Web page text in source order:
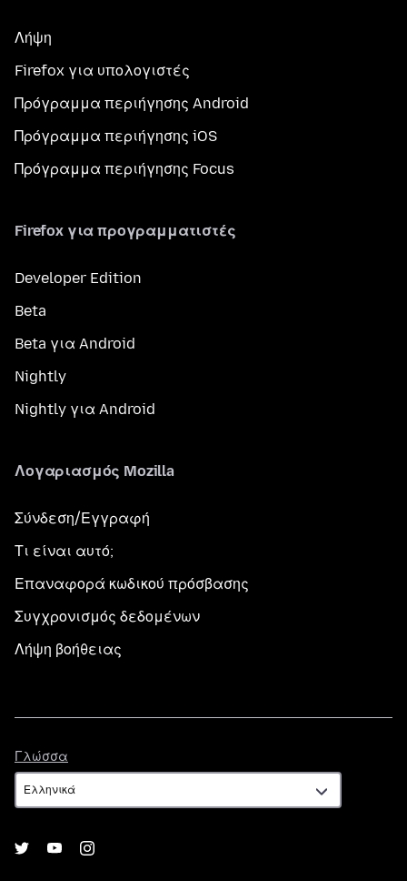
Λήψη
Firefox για υπολογιστές
Πρόγραμμα περιήγησης Android
Πρόγραμμα περιήγησης iOS
Πρόγραμμα περιήγησης Focus
Firefox για προγραμματιστές
Developer Edition
Beta
Beta για Android
Nightly
Nightly για Android
Λογαριασμός Mozilla
Σύνδεση/Εγγραφή
Τι είναι αυτό;
Επαναφορά κωδικού πρόσβασης
Συγχρονισμός δεδομένων
Λήψη βοήθειας
Γλώσσα